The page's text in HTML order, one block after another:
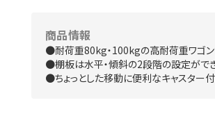
商品情報
●耐荷重80kg・100kgの高耐荷重ワゴン
●棚板は水平・傾斜の2段階の設定ができ
●ちょっとした移動に便利なキャスター付